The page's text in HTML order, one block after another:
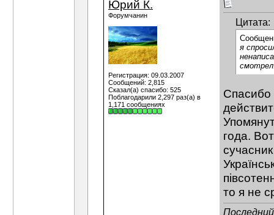
Юрий К.
Форумчанин
Регистрация: 09.03.2007
Сообщений: 2,815
Сказал(а) спасибо: 525
Поблагодарили 2,297 раз(а) в
1,171 сообщениях
Цитата:
я
Спасибо
года.
то я не